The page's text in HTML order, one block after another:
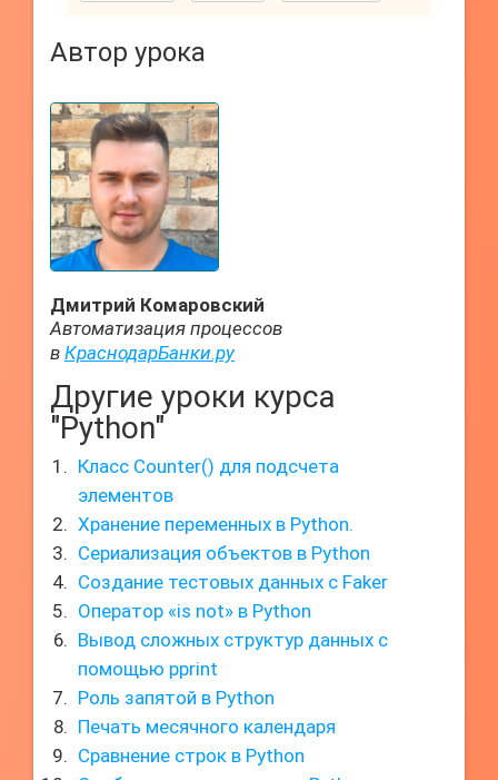
Автор урока
Дмитрий Комаровский
Автоматизация процессов
в КраснодарБанки.ру
Другие уроки курса
"Python"
Класс Counter() для подсчета
элементов
Хранение переменных в Python.
Сериализация объектов в Python
Создание тестовых данных с Faker
Оператор «is not» в Python
Вывод сложных структур данных с
помощью pprint
Роль запятой в Python
Печать месячного календаря
Сравнение строк в Python